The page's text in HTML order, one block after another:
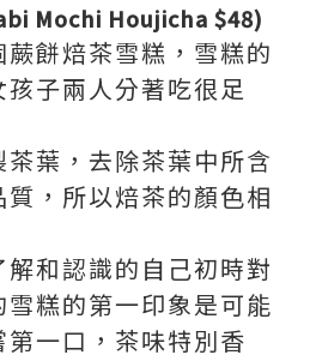
Mochi Houjicha $48)
餅焙茶雪糕，雪糕的
子兩人分著吃很足
葉，去除茶葉中所含
，所以焙茶的顏色相
和認識的自己初時對
糕的第一印象是可能
一口，茶味特別香